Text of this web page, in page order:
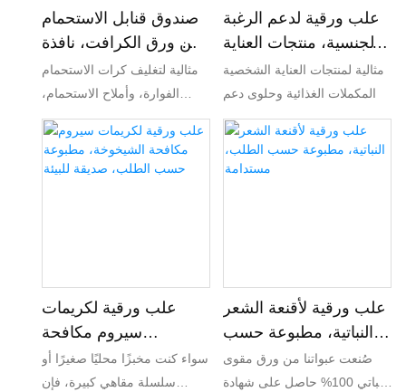
المنتجات الفاخرة.
صندوق قنابل الاستحمام
من ورق الكرافت، نافذة
قابلة للتخصيص، صديق
للبيئة
مثالية لتغليف كرات الاستحمام
الفوارة، وأملاح الاستحمام،
وغيرها من منتجات العناية
بالجسم. مثالية للعلامات التجارية
الصغيرة، وتجار التجزئة المهتمين
علب ورقية لدعم الرغبة
الجنسية، منتجات العناية
الشخصية مطبوعة حسب
الطلب
مثالية لمنتجات العناية الشخصية
والمكملات الغذائية وحلوى دعم
الرغبة الجنسية. تتميز بإمكانيات
طباعة ملونة كاملة لعرض شعار
علامتك التجارية وتفاصيل المنتج
علب ورقية لكريمات
سيروم مكافحة
الشيخوخة، مطبوعة
حسب الطلب، صديقة
سواء كنت مخبزًا محليًا صغيرًا أو
سلسلة مقاهي كبيرة، فإن
علب ورقية لأقنعة الشعر
النباتية، مطبوعة حسب
الطلب، مستدامة
صُنعت عبواتنا من ورق مقوى
نباتي 100% حاصل على شهادة